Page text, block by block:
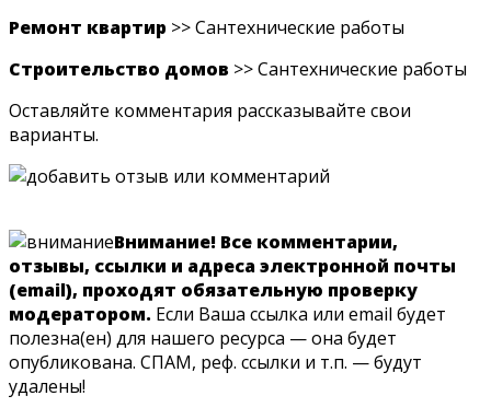
Ремонт квартир >> Сантехнические работы
Строительство домов >> Сантехнические работы
Оставляйте комментария рассказывайте свои
варианты.
Внимание! Все комментарии,
отзывы, ссылки и адреса электронной почты
(email), проходят обязательную проверку
модератором. Если Ваша ссылка или email будет
полезна(ен) для нашего ресурса — она будет
опубликована. СПАМ, реф. ссылки и т.п. — будут
удалены!